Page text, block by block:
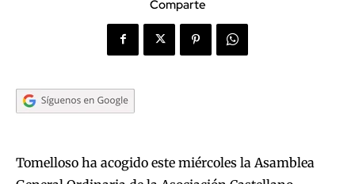
Comparte
Tomelloso ha acogido este miércoles la Asamblea